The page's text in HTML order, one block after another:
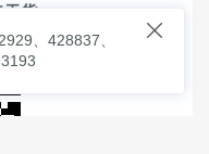
干货

、428837、